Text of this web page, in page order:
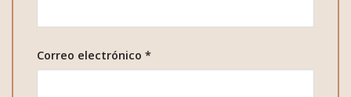
Correo electrónico *